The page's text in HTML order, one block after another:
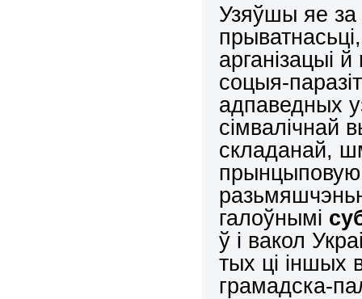
Узяўшы яе за
арганізацыі й
соцыя-
адпаведных
сімвалічнай
складанай,
прынцыповую
галоўнымі
ў і вакол
тых ці іншых
грамадска-